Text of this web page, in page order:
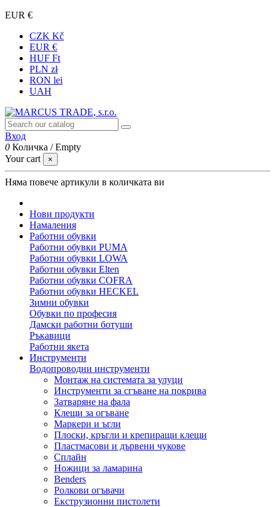
EUR €
CZK Kč
EUR €
HUF Ft
PLN zł
RON lei
UAH
Вход
0 Количка /Empty
Your cart
×
Няма повече артикули в количката ви
Нови продукти
Намаления
Работни обувки
Работни обувки PUMA
Работни обувки LOWA
Работни обувки Elten
Работни обувки COFRA
Работни обувки HECKEL
Зимни обувки
Обувки по професия
Дамски работни ботуши
Ръкавици
Работни якета
Инструменти
Водопроводни инструменти
Монтаж на системата за улуци
Инструменти за сгъване на покрива
Затваряне на фала
Клещи за огъване
Маркери и ъгли
Плоски, кръгли и крепиращи клещи
Пластмасови и дървени чукове
Сплайн
Ножици за ламарина
Benders
Ролкови огъвачи
Екструзионни пистолети